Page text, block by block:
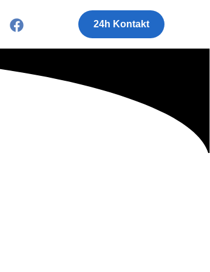
24h Kontakt